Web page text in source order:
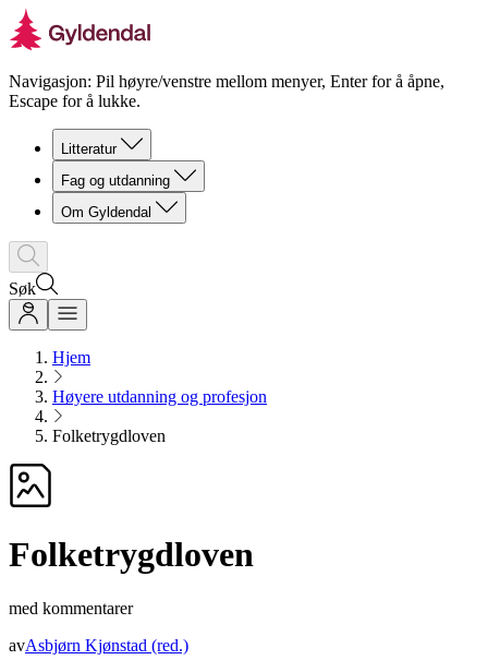
Navigasjon: Pil høyre/venstre mellom menyer, Enter for å åpne,
Escape for å lukke.
Litteratur
Fag og utdanning
Om Gyldendal
Søk
Hjem
Høyere utdanning og profesjon
Folketrygdloven
Folketrygdloven
med kommentarer
avAsbjørn Kjønstad (red.)